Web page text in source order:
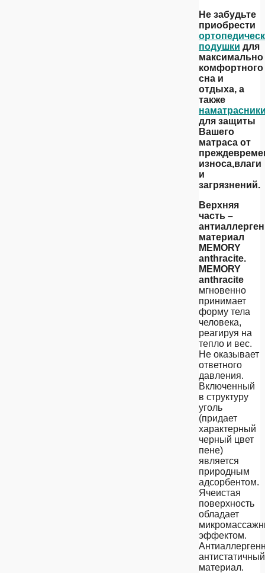
Не забудьте
приобрести
подушки для
максимально
комфортного
сна и
отдыха, а
также
для защиты
Вашего
матраса от
износа,влаги
и
загрязнений.
Верхняя
часть –
материал
MEMORY
anthracite.
MEMORY
anthracite
мгновенно
принимает
форму тела
человека,
реагируя на
тепло и вес.
Не оказывает
ответного
давления.
Включенный
в структуру
уголь
(придает
характерный
черный цвет
пене)
является
природным
адсорбентом.
Ячеистая
поверхность
обладает
эффектом.
антистатичный
материал.